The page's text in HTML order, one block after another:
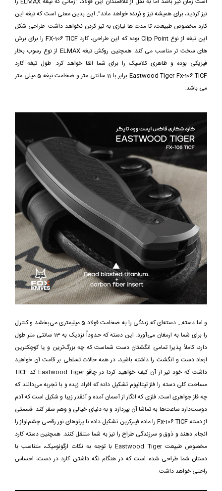
تیز کردید، برای همیشه تیز و بُرنده خواهد ماند". این بدین معنی است که تیغه این
کارد مخصوص طبیعت، تا مدت ها نیازی به تیز کردن نخواهد داشت. طراحی شکل
این تیغه از نوع Clip Point بوده که این طراحی، کارد FX-106 TICF را برای برش
های سخت تر مناسب می کند. همچنین روکش تیغه ELMAX از نوع رسوب بخار
فیزیکی بوده و ظاهری کلاسیک را برای شما القا خواهد کرد. طول تیغه کارد
Eastwood Tiger Fx-106 TICF برابر با 11 سانتی متر و ضخامت تیغه 5 میلی متر
می باشد.
و اما دسته... دسته‌ای که زندگی را به ضخامت فولاد 5 میلیمتری می‌بخشد و کنترل
را برای شما به ارمغان می‌آورد. این دسته که حدوداً نزدیک به 13 سانتی متر طول
دارد، کاملاً پذیرا تمامی انگشتان دست شماست که چه بزرگ‌ترین و یا کوچکترین
ابعاد دست و انگشت را داشته باشید، در همه حالات تسلطی بر قامت آن خواهید
داشت که خود نیز از آن کیف خواهید کرد! در چاقو Eastwood Tiger کد TICF
مساحت کلی دسته را فلز تیتانیوم تشکیل داده که افراد زبده و با تجربه می‌دانند که
چه فلز جواهری است. فلزی که انگار از آسمان آمده و آنقدر زیبا و شکیل است که آدم
دوست‌دارد ساعت‌ها به تماشا آن بپردازد و به دنیای خیالی و وهم سفر کند. قسمتی
از دسته Fx-106 TICF را ماده فیبرکربن تشکیل داده تا پرتوهای نور رقصی چشم‌نواز را
انجام دهند و ذوق و سرزندگی طراح را نیز به شما منتقل کنند. همچنین دسته کارد
مخصوص طبیعت Eastwood Tiger با توجه به نکات ارگونومیک، متناسب با
دستان شما طراحی شده است که در هنگام نگه داشتن کارد در دست، احساس
راحتی خواهد داشت.